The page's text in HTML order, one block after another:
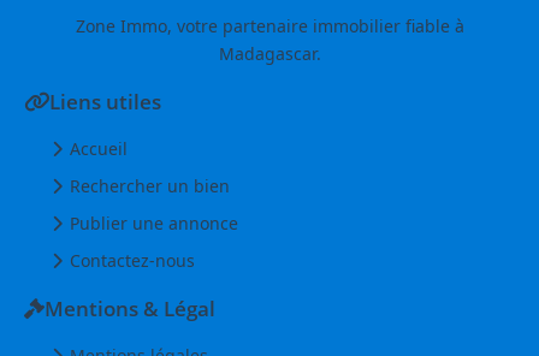
Zone Immo, votre partenaire immobilier fiable à
Madagascar.
Liens utiles
Accueil
Rechercher un bien
Publier une annonce
Contactez-nous
Mentions & Légal